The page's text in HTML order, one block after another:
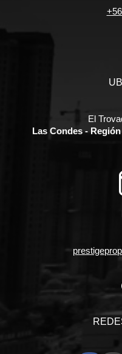
El
Las Condes -